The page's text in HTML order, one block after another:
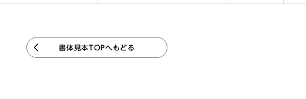
書体見本TOPへもどる